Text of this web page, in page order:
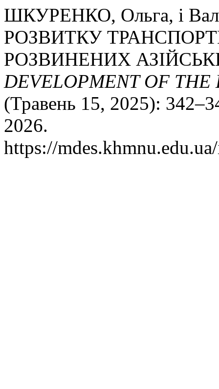
ШКУРЕНКО, Ольга, і
РОЗВИТКУ
РОЗВИНЕНИХ
DEVELOPMENT OF THE
(Травень 15, 2025):
2026.
https://